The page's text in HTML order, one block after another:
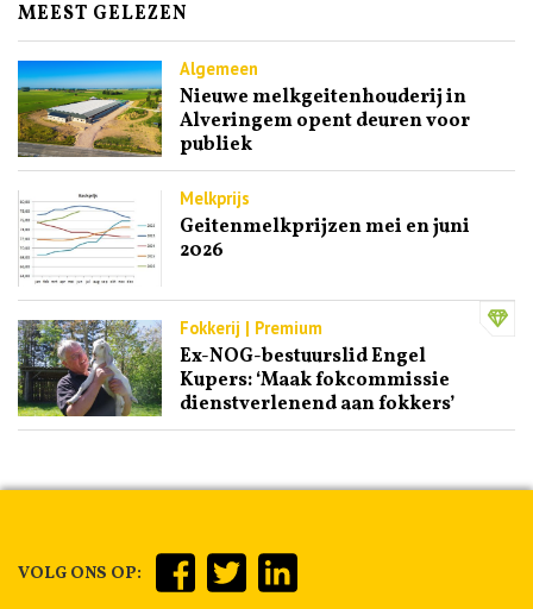
MEEST GELEZEN
Algemeen
Nieuwe melkgeitenhouderij in
Alveringem opent deuren voor
publiek
Melkprijs
Geitenmelkprijzen mei en juni
2026
Fokkerij | Premium
Ex-NOG-bestuurslid Engel
Kupers: ‘Maak fokcommissie
dienstverlenend aan fokkers’
VOLG ONS OP: